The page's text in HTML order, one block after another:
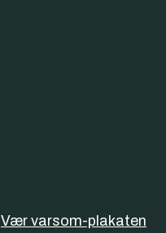
Vær varsom-plakaten